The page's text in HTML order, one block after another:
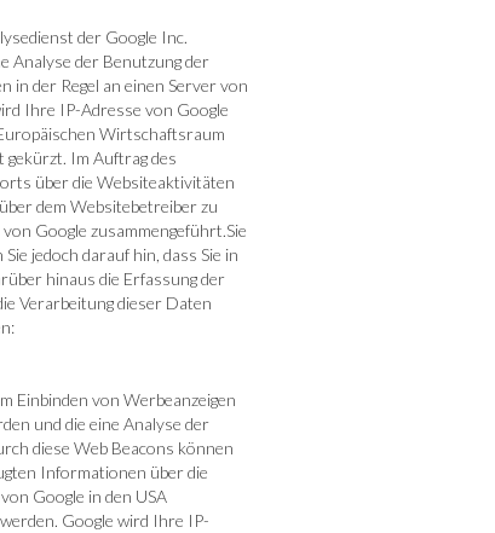
der Google Inc.
Analyse der Benutzung der
in der Regel an einen Server von
Ihre IP-Adresse von Google
Wirtschaftsraum
gekürzt. Im Auftrag des
über die Websiteaktivitäten
dem Websitebetreiber zu
Google zusammengeführt.Sie
jedoch darauf hin, dass Sie in
hinaus die Erfassung der
Verarbeitung dieser Daten
Einbinden von Werbeanzeigen
und die eine Analyse der
diese Web Beacons können
Informationen über die
Google in den USA
Google wird Ihre IP-